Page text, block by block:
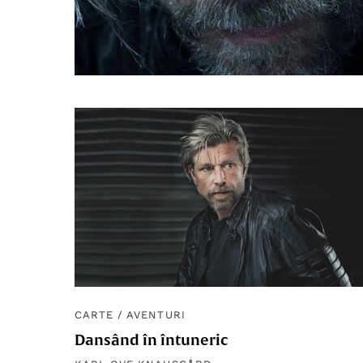
CARTE / AVENTURI
Dansând în întuneric